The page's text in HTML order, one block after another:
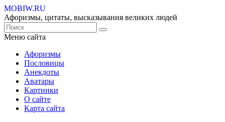
MOBIW.RU
Афоризмы, цитаты, высказывания великих людей
Меню сайта
Афоризмы
Пословицы
Анекдоты
Аватары
Картинки
О сайте
Карта сайта